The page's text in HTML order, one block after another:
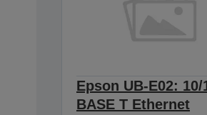
Epson UB-E02: 10/
BASE T Ethernet